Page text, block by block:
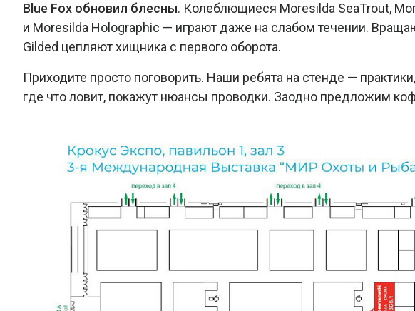
Blue Fox обновил блесны. Колеблющиеся Moresilda SeaTrout,
и Moresilda Holographic — играют даже на слабом течении.
Gilded цепляют хищника с первого оборота.
Приходите просто поговорить. Наши ребята на стенде —
где что ловит, покажут нюансы проводки. Заодно предложим